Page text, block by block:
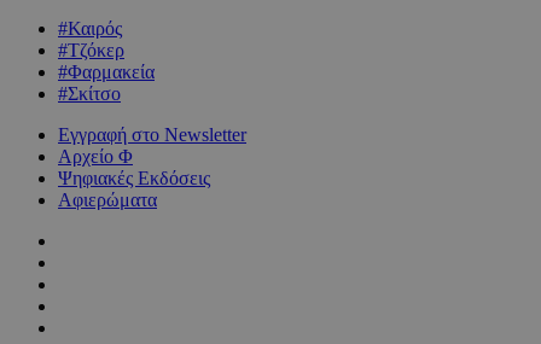
#Καιρός
#Τζόκερ
#Φαρμακεία
#Σκίτσο
Εγγραφή στο Newsletter
Αρχείο Φ
Ψηφιακές Εκδόσεις
Αφιερώματα